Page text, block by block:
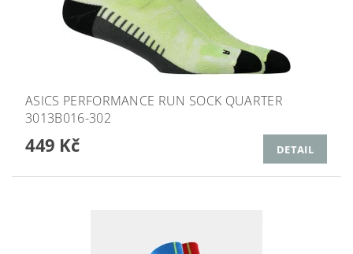
ASICS PERFORMANCE RUN SOCK QUARTER
3013B016-302
449 Kč DETAIL